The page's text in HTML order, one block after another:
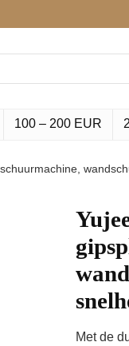
100 – 200 EUR
Met de